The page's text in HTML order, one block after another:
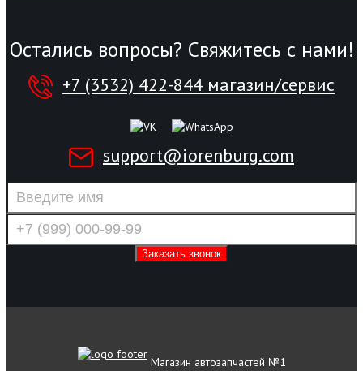
Остались вопросы? Свяжитесь с нами!
+7 (3532) 422-844 магазин/сервис
support@iorenburg.com
Магазин автозапчастей №1